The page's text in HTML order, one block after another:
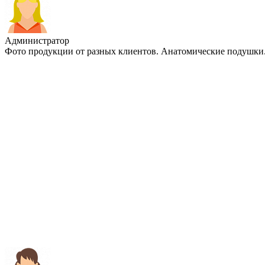
Администратор
Фото продукции от разных клиентов. Анатомические